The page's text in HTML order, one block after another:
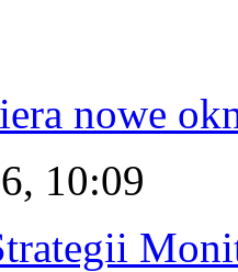
nowe
10:09